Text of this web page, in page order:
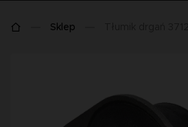
Sklep